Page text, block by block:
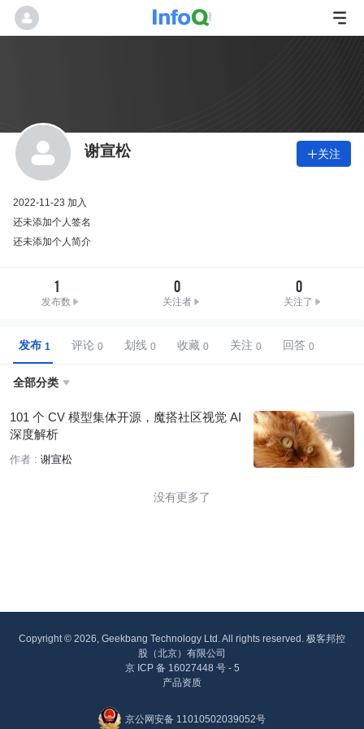
谢宣松 关注
2022-11-23 加入
还未添加个人签名
还未添加个人简介
1
发布数
0
关注者
0
关注了
发布 评论 划线 收藏 关注 回答
全部分类 
101 个 CV 模型集体开源，魔搭社区视觉 AI
深度解析
作者 : 谢宣松
没有更多了
Copyright © 2026, Geekbang Technology Ltd. All rights reserved. 极客邦控
股（北京）有限公司
京 ICP 备 16027448 号 - 5
产品资质
京公网安备 11010502039052号